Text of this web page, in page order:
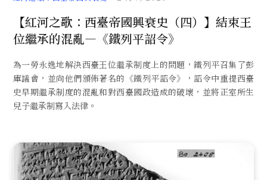
章
【紅河之歌：西臺帝國興衰史（四）】結束王
位繼承的混亂—《鐵列平詔令》
為一勞永逸地解決西臺王位繼承制度上的問題，鐵列平召集了彭
庫議會，並向他們頒佈著名的《鐵列平詔令》，詔令中重提西臺
史早期繼承制度的混亂和對西臺國政造成的破壞，並將正室所生
兒子繼承制寫入法律。